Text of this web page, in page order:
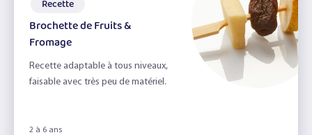
Recette
Brochette de Fruits &
Fromage
Recette adaptable à tous niveaux,
faisable avec très peu de matériel.
2 à 6 ans